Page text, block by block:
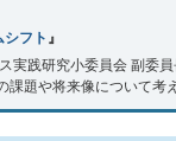
フト 』
実践研究小委員会 副委
題や将来像について考